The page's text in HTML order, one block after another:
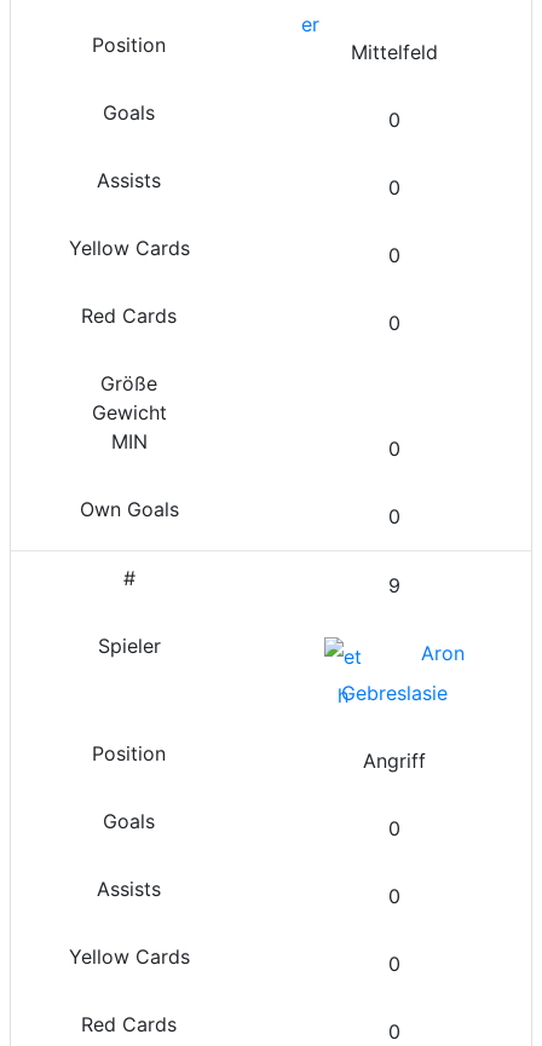
Mittelfeld
0
0
0
0
0
0
9
Aron
Gebreslasie
Angriff
0
0
0
0